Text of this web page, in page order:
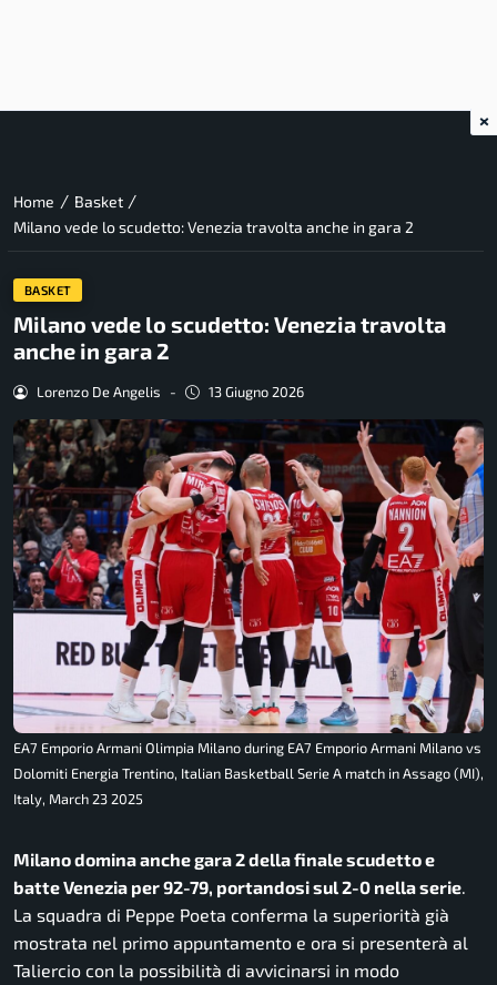
Home / Basket /
Milano vede lo scudetto: Venezia travolta anche in gara 2
BASKET
Milano vede lo scudetto: Venezia travolta
anche in gara 2
Lorenzo De Angelis - 13 Giugno 2026
EA7 Emporio Armani Olimpia Milano during EA7 Emporio Armani Milano vs
Dolomiti Energia Trentino, Italian Basketball Serie A match in Assago (MI),
Italy, March 23 2025
Milano domina anche gara 2 della finale scudetto e
batte Venezia per 92-79, portandosi sul 2-0 nella serie.
La squadra di Peppe Poeta conferma la superiorità già
mostrata nel primo appuntamento e ora si presenterà al
Taliercio con la possibilità di avvicinarsi in modo
×